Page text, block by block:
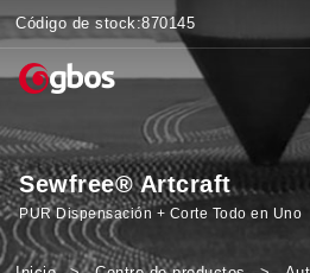
Código de stock:870145
Sewfree® Artcraft
PUR Dispensación + Corte Todo en Uno